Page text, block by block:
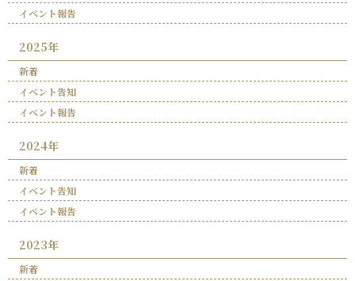
イベント報告
2025年
新着
イベント告知
イベント報告
2024年
新着
イベント告知
イベント報告
2023年
新着